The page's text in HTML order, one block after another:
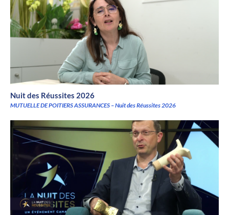
Nuit des Réussites 2026
MUTUELLE DE POITIERS ASSURANCES – Nuit des Réussites 2026